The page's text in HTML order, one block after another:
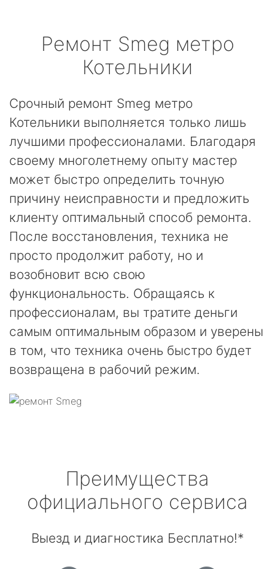
Ремонт Smeg метро
Котельники
Срочный ремонт Smeg метро
Котельники выполняется только лишь
лучшими профессионалами. Благодаря
своему многолетнему опыту мастер
может быстро определить точную
причину неисправности и предложить
клиенту оптимальный способ ремонта.
После восстановления, техника не
просто продолжит работу, но и
возобновит всю свою
функциональность. Обращаясь к
профессионалам, вы тратите деньги
самым оптимальным образом и уверены
в том, что техника очень быстро будет
возвращена в рабочий режим.
Преимущества
официального сервиса
Выезд и диагностика Бесплатно!*